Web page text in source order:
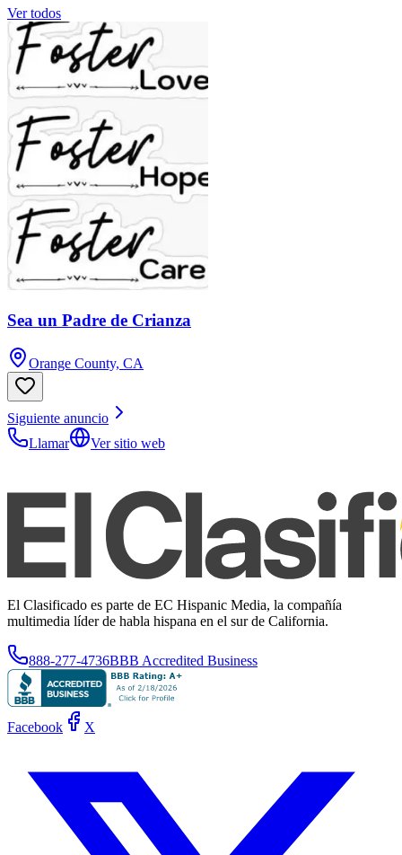
Ver todos
Sea un Padre de Crianza
Orange County, CA
Siguiente anuncio
Llamar
Ver sitio web
El Clasificado es parte de EC Hispanic Media, la compañía
multimedia líder de habla hispana en el sur de California.
888-277-4736BBB Accredited Business
Facebook X